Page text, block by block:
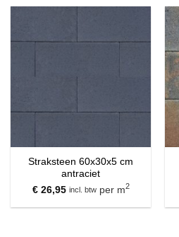
Straksteen 60x30x5 cm
antraciet
€26,95 incl. btwper m2